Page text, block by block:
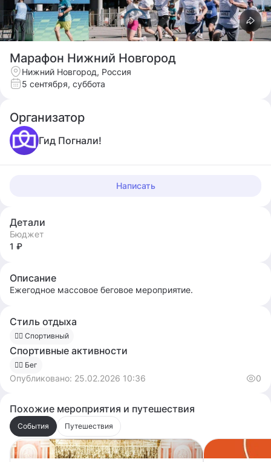
Марафон Нижний Новгород
Нижний Новгород, Россия
5 сентября, суббота
Организатор
Гид Погнали!
Написать
Детали
Бюджет
1 ₽
Описание
Ежегодное массовое беговое мероприятие.
Стиль отдыха
🚴‍♀️ Спортивный
Спортивные активности
🏃‍♂️ Бег
Опубликовано: 25.02.2026 10:36 0
Похожие мероприятия и путешествия
События Путешествия